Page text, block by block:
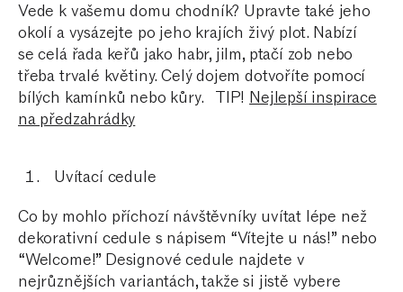
Vede k vašemu domu chodník? Upravte také jeho
okolí a vysázejte po jeho krajích živý plot. Nabízí
se celá řada keřů jako habr, jilm, ptačí zob nebo
třeba trvalé květiny. Celý dojem dotvoříte pomocí
bílých kamínků nebo kůry.
TIP! Nejlepší inspirace
na předzahrádky
Uvítací cedule
Co by mohlo příchozí návštěvníky uvítat lépe než
dekorativní cedule s nápisem “Vítejte u nás!” nebo
“Welcome!” Designové cedule najdete v
nejrůznějších variantách, takže si jistě vybere